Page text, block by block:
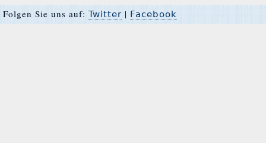
Folgen Sie uns auf: Twitter | Facebook